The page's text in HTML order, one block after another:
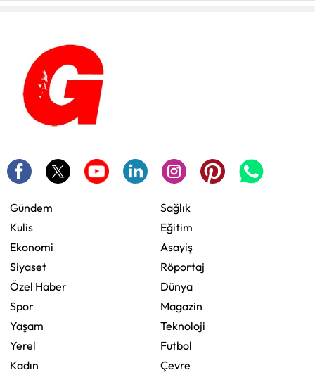
Gündem
Kulis
Ekonomi
Siyaset
Özel Haber
Spor
Yaşam
Yerel
Kadın
Sağlık
Eğitim
Asayiş
Röportaj
Dünya
Magazin
Teknoloji
Futbol
Çevre